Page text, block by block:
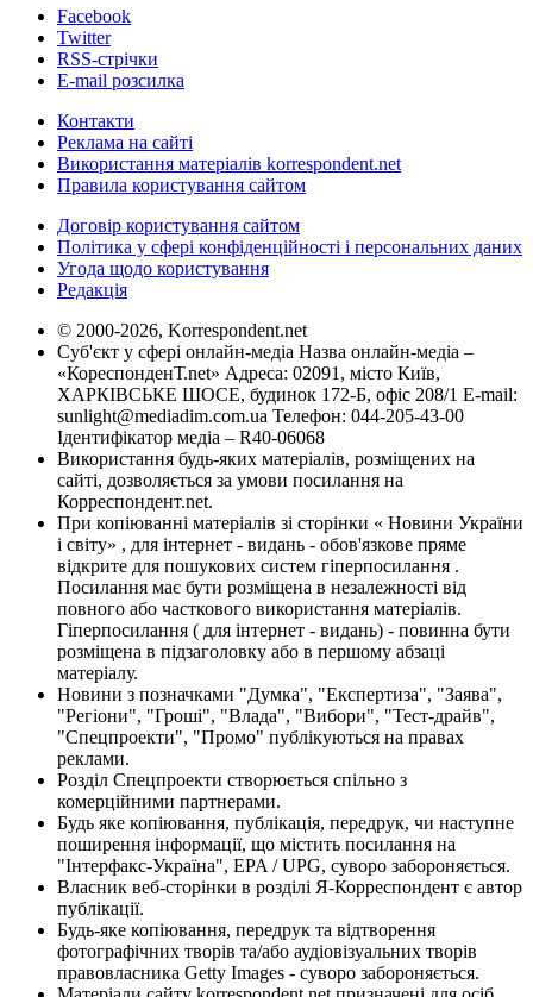
Facebook
Twitter
RSS-стрічки
E-mail розсилка
Контакти
Реклама на сайті
Використання матеріалів korrespondent.net
Правила користування сайтом
Договір користування сайтом
Політика у сфері конфіденційності і персональних даних
Угода щодо користування
Редакція
© 2000-2026, Korrespondent.net
Суб'єкт у сфері онлайн-медіа Назва онлайн-медіа –
«КореспонденТ.net» Адреса: 02091, місто Київ,
ХАРКІВСЬКЕ ШОСЕ, будинок 172-Б, офіс 208/1 E-mail:
sunlight@mediadim.com.ua Телефон: 044-205-43-00
Ідентифікатор медіа – R40-06068
Використання будь-яких матеріалів, розміщених на
сайті, дозволяється за умови посилання на
Корреспондент.net.
При копіюванні матеріалів зі сторінки « Новини України
і світу» , для інтернет - видань - обов'язкове пряме
відкрите для пошукових систем гіперпосилання .
Посилання має бути розміщена в незалежності від
повного або часткового використання матеріалів.
Гіперпосилання ( для інтернет - видань) - повинна бути
розміщена в підзаголовку або в першому абзаці
матеріалу.
Новини з позначками "Думка", "Експертиза", "Заява",
"Регіони", "Гроші", "Влада", "Вибори", "Тест-драйв",
"Спецпроекти", "Промо" публікуються на правах
реклами.
Розділ Спецпроекти створюється спільно з
комерційними партнерами.
Будь яке копіювання, публікація, передрук, чи наступне
поширення інформації, що містить посилання на
"Інтерфакс-Україна", EPA / UPG, суворо забороняється.
Власник веб-сторінки в розділі Я-Корреспондент є автор
публікації.
Будь-яке копіювання, передрук та відтворення
фотографічних творів та/або аудіовізуальних творів
правовласника Getty Images - суворо забороняється.